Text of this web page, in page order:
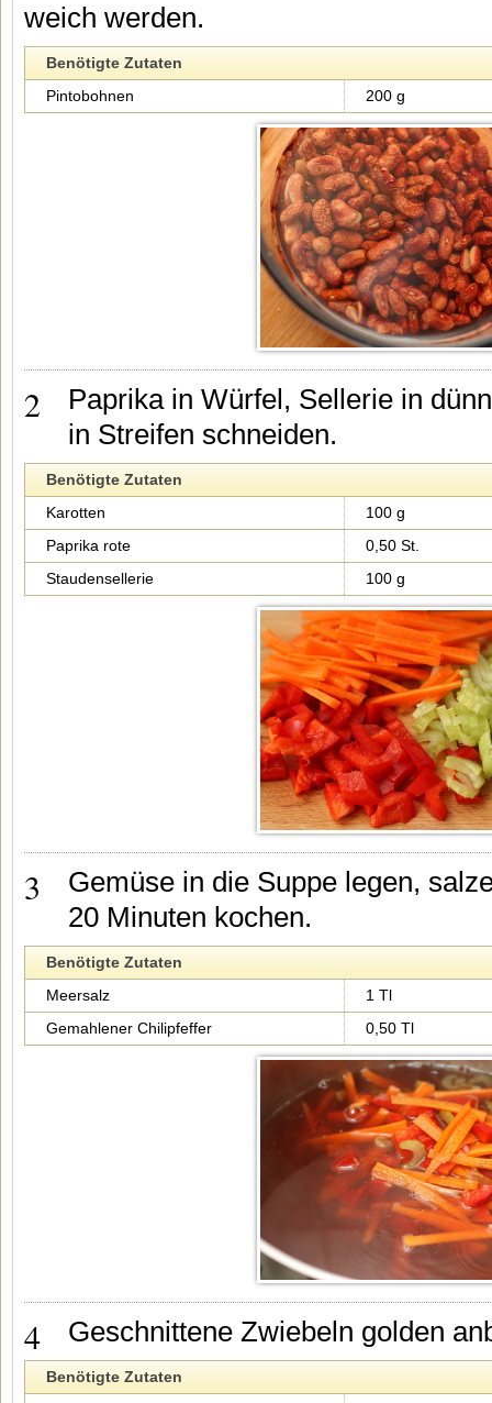
weich werden.
Benötigte Zutaten
Pintobohnen
200 g
2
Paprika in Würfel, Sellerie in
in Streifen schneiden.
Benötigte Zutaten
Karotten
100 g
Paprika rote
0,50 St.
Staudensellerie
100 g
3
Gemüse in die Suppe legen,
20 Minuten kochen.
Benötigte Zutaten
Meersalz
1 Tl
Gemahlener Chilipfeffer
0,50 Tl
4 Geschnittene Zwiebeln golden
Benötigte Zutaten